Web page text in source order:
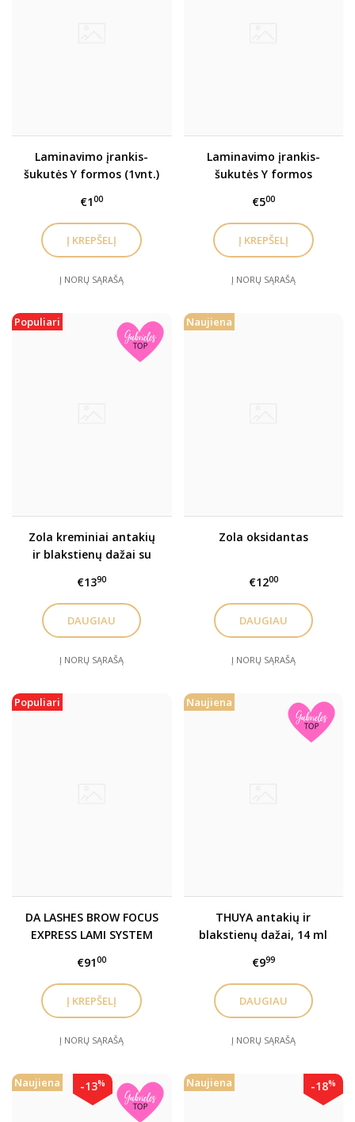
Laminavimo įrankis-
šukutės Y formos (1vnt.)
€100
Į NORŲ SĄRAŠĄ
Laminavimo įrankis-
šukutės Y formos
€500
Į NORŲ SĄRAŠĄ
Populiari
Zola kreminiai antakių
ir blakstienų dažai su
€1390
DAUGIAU
Į NORŲ SĄRAŠĄ
Naujiena
Zola oksidantas
€1200
DAUGIAU
Į NORŲ SĄRAŠĄ
Populiari
DA LASHES BROW FOCUS
EXPRESS LAMI SYSTEM
€9100
Į NORŲ SĄRAŠĄ
Naujiena
THUYA antakių ir
blakstienų dažai, 14 ml
€999
DAUGIAU
Į NORŲ SĄRAŠĄ
Naujiena -13% Naujiena -18%